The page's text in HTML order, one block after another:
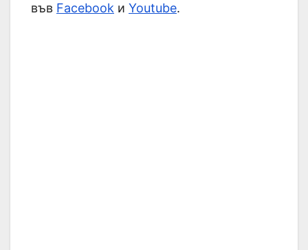
във Facebook и Youtube.